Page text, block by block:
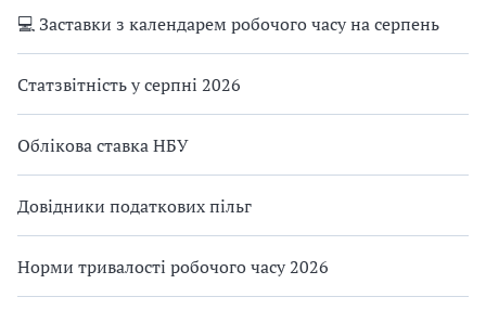
💻 Заставки з календарем робочого часу на серпень
Статзвітність у серпні 2026
Облікова ставка НБУ
Довідники податкових пільг
Норми тривалості робочого часу 2026